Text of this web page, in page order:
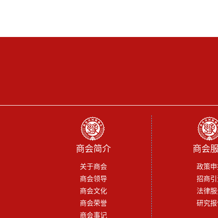
商会简介
关于商会
商会领导
商会文化
商会荣誉
商会事记
商会
政策申
招商引
法律
研究报